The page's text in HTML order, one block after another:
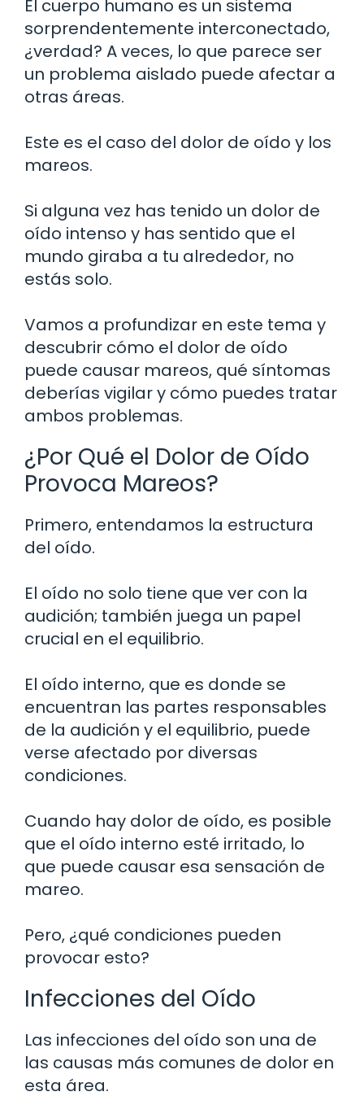
El cuerpo humano es un sistema
sorprendentemente interconectado,
¿verdad? A veces, lo que parece ser
un problema aislado puede afectar a
otras áreas.
Este es el caso del dolor de oído y los
mareos.
Si alguna vez has tenido un dolor de
oído intenso y has sentido que el
mundo giraba a tu alrededor, no
estás solo.
Vamos a profundizar en este tema y
descubrir cómo el dolor de oído
puede causar mareos, qué síntomas
deberías vigilar y cómo puedes tratar
ambos problemas.
¿Por Qué el Dolor de Oído
Provoca Mareos?
Primero, entendamos la estructura
del oído.
El oído no solo tiene que ver con la
audición; también juega un papel
crucial en el equilibrio.
El oído interno, que es donde se
encuentran las partes responsables
de la audición y el equilibrio, puede
verse afectado por diversas
condiciones.
Cuando hay dolor de oído, es posible
que el oído interno esté irritado, lo
que puede causar esa sensación de
mareo.
Pero, ¿qué condiciones pueden
provocar esto?
Infecciones del Oído
Las infecciones del oído son una de
las causas más comunes de dolor en
esta área.